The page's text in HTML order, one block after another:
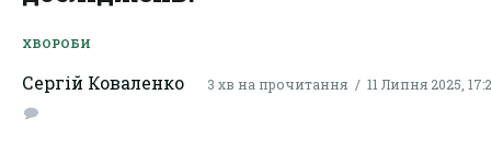
ХВОРОБИ
Сергій Коваленко 3 хв на прочитання 11 Липня 2025,